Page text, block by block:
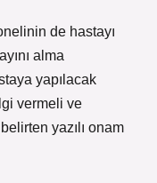
de hastayı
alma
yapılacak
vermeli ve
yazılı onam